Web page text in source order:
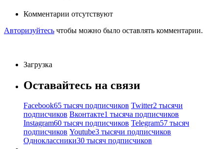
Комментарии отсутствуют
Авторизуйтесь чтобы можно было оставлять комментарии.
Загрузка
Оставайтесь на связи
Facebook65 тысяч подписчиков Twitter2 тысячи
подписчиков Вконтакте1 тысяча подписчиков
Instagram60 тысяч подписчиков Telegram57 тысяч
подписчиков Youtube3 тысячи подписчиков
Одноклассники30 тысяч подписчиков